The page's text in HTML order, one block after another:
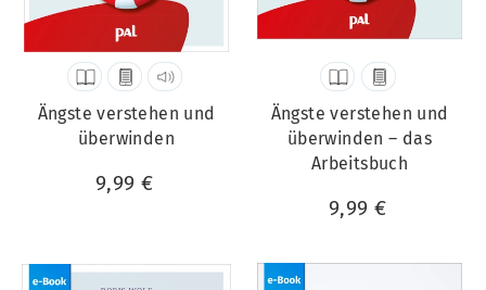
Ängste verstehen und
überwinden
9,99 €
Ängste verstehen und
überwinden – das
Arbeitsbuch
9,99 €